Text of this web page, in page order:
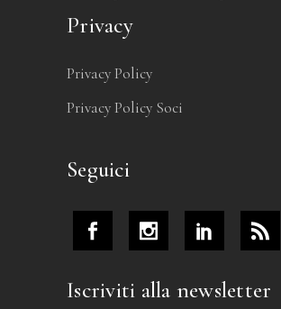
Privacy
Privacy Policy
Privacy Policy Soci
Seguici
Iscriviti alla newsletter